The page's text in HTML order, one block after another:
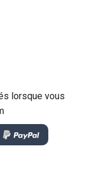
lorsque vous